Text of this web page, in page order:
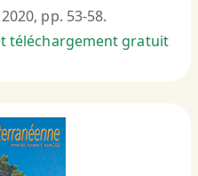
pp. 53-58.
téléchargement gratuit